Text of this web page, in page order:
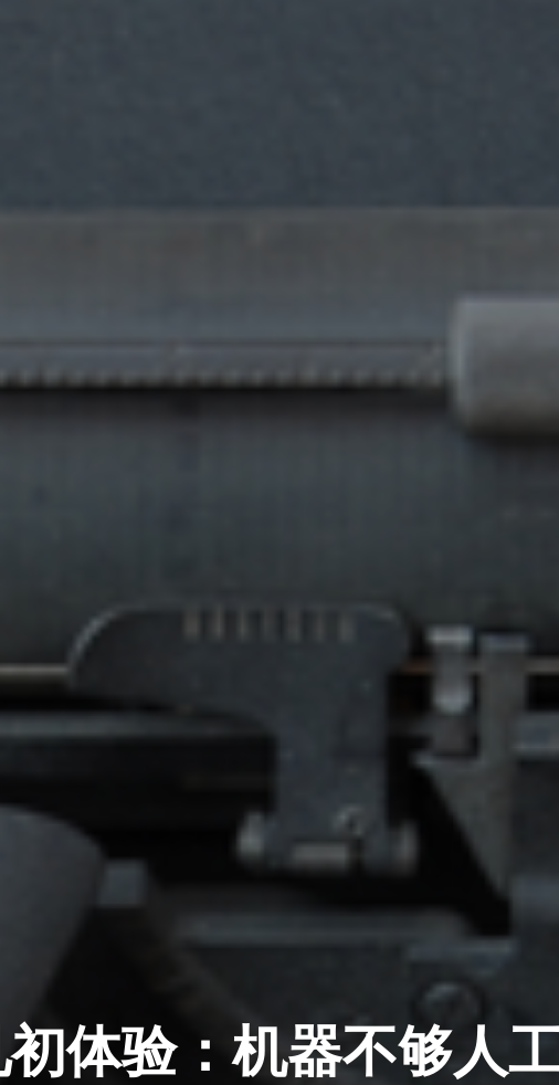
体验：机器不够人